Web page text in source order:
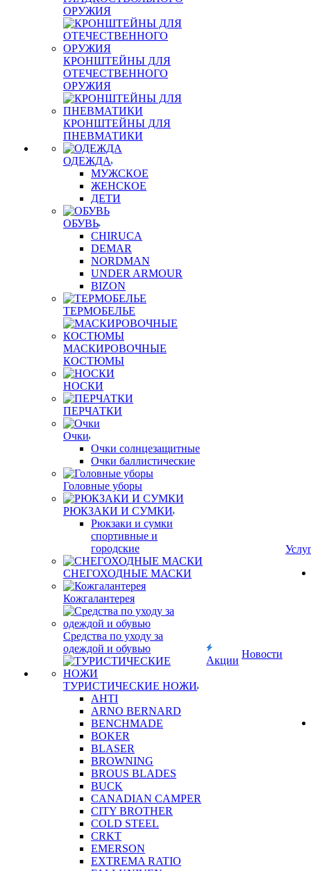
ОРУЖИЯ
КРОНШТЕЙНЫ ДЛЯ
ОТЕЧЕСТВЕННОГО
ОРУЖИЯ
КРОНШТЕЙНЫ ДЛЯ
ПНЕВМАТИКИ
ОДЕЖДА
МУЖСКОЕ
ЖЕНСКОЕ
ДЕТИ
ОБУВЬ
CHIRUCA
DEMAR
NORDMAN
UNDER ARMOUR
BIZON
ТЕРМОБЕЛЬЕ
МАСКИРОВОЧНЫЕ
КОСТЮМЫ
НОСКИ
ПЕРЧАТКИ
Очки
Очки солнцезащитные
Очки баллистические
Головные уборы
РЮКЗАКИ И СУМКИ
Рюкзаки и сумки
спортивные и
городские
СНЕГОХОДНЫЕ МАСКИ
Кожгалантерея
Средства по уходу за
одеждой и обувью
ТУРИСТИЧЕСКИЕ НОЖИ
AHTI
ARNO BERNARD
BENCHMADE
BOKER
BLASER
BROWNING
BROUS BLADES
BUCK
CANADIAN CAMPER
CITY BROTHER
COLD STEEL
CRKT
EMERSON
EXTREMA RATIO
Акции
Новости